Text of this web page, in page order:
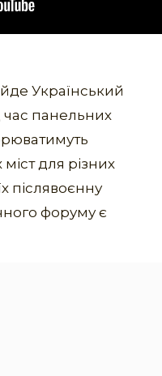
Український
час панельних
для різних
післявоєнну
форуму є